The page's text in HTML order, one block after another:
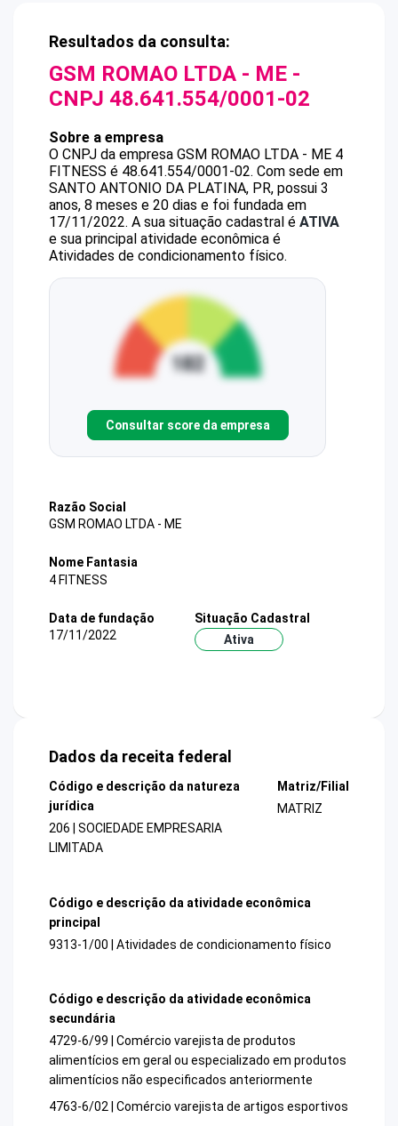
Resultados da consulta:
GSM ROMAO LTDA - ME -
CNPJ 48.641.554/0001-02
Sobre a empresa
O CNPJ da empresa GSM ROMAO LTDA - ME 4
FITNESS é 48.641.554/0001-02. Com sede em
SANTO ANTONIO DA PLATINA, PR, possui 3
anos, 8 meses e 20 dias e foi fundada em
17/11/2022. A sua situação cadastral é ATIVA
e sua principal atividade econômica é
Atividades de condicionamento físico.
Consultar score da empresa
Razão Social
GSM ROMAO LTDA - ME
Nome Fantasia
4 FITNESS
Data de fundação
17/11/2022
Situação Cadastral
Ativa
Dados da receita federal
Código e descrição da natureza
jurídica
206 | SOCIEDADE EMPRESARIA
LIMITADA
Matriz/Filial
MATRIZ
Código e descrição da atividade econômica
principal
9313-1/00 | Atividades de condicionamento físico
Código e descrição da atividade econômica
secundária
4729-6/99 | Comércio varejista de produtos
alimentícios em geral ou especializado em produtos
alimentícios não especificados anteriormente
4763-6/02 | Comércio varejista de artigos esportivos